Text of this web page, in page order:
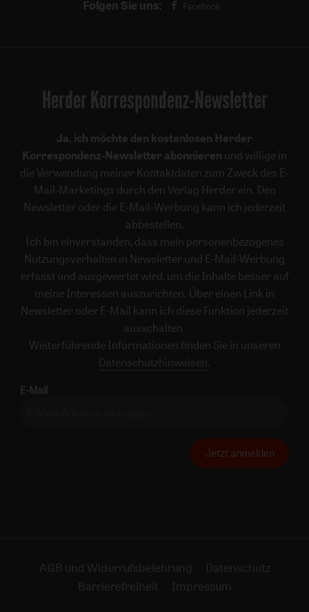
Folgen Sie uns: Facebook
Herder Korrespondenz-Newsletter
Ja, ich möchte den kostenlosen Herder
Korrespondenz-Newsletter abonnieren und willige in
die Verwendung meiner Kontaktdaten zum Zweck des E-
Mail-Marketings durch den Verlag Herder ein. Den
Newsletter oder die E-Mail-Werbung kann ich jederzeit
abbestellen.
Ich bin einverstanden, dass mein personenbezogenes
Nutzungsverhalten in Newsletter und E-Mail-Werbung
erfasst und ausgewertet wird, um die Inhalte besser auf
meine Interessen auszurichten. Über einen Link in
Newsletter oder E-Mail kann ich diese Funktion jederzeit
ausschalten.
Weiterführende Informationen finden Sie in unseren
Datenschutzhinweisen .
E-Mail
Jetzt anmelden
AGB und Widerrufsbelehrung
Datenschutz
Barrierefreiheit
Impressum